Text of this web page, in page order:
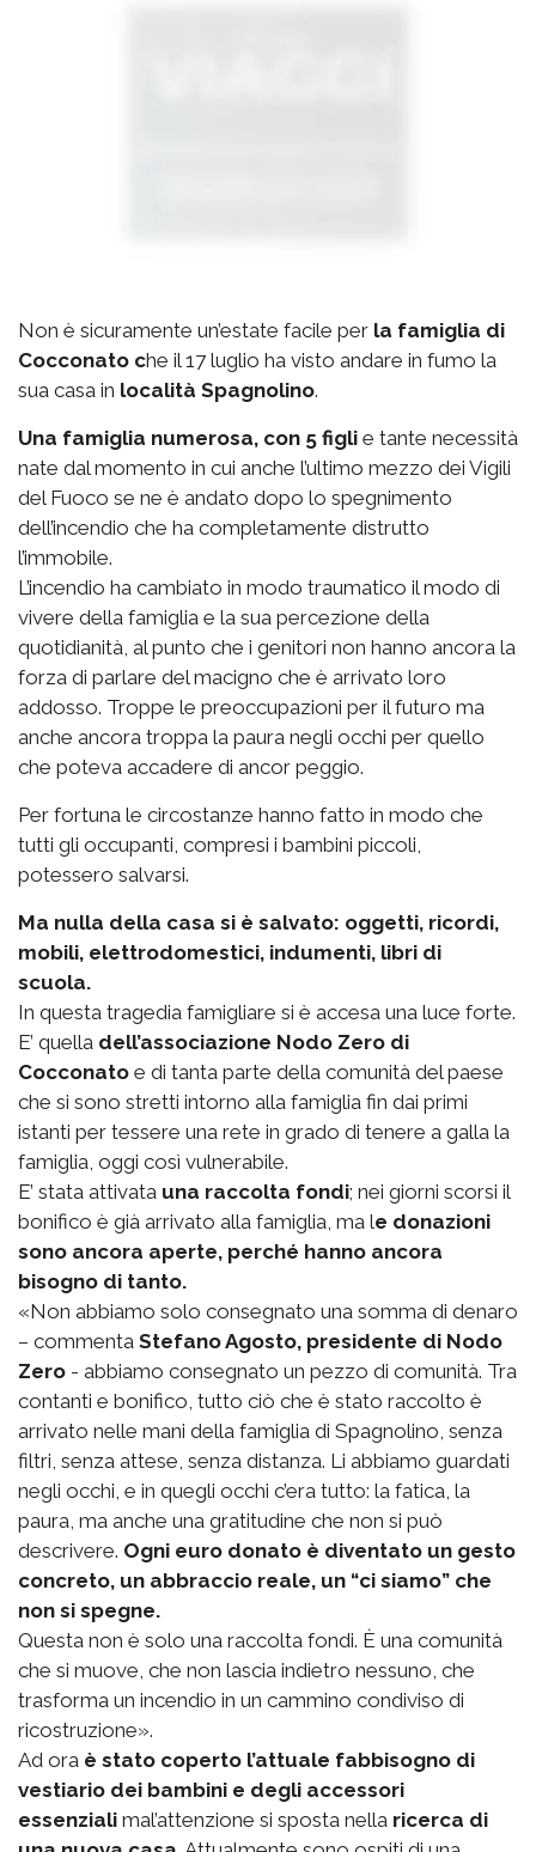
Non è sicuramente un’estate facile per la famiglia di
Cocconato che il 17 luglio ha visto andare in fumo la
sua casa in località Spagnolino.
Una famiglia numerosa, con 5 figli e tante necessità
nate dal momento in cui anche l’ultimo mezzo dei Vigili
del Fuoco se ne è andato dopo lo spegnimento
dell’incendio che ha completamente distrutto
l’immobile.
L’incendio ha cambiato in modo traumatico il modo di
vivere della famiglia e la sua percezione della
quotidianità, al punto che i genitori non hanno ancora la
forza di parlare del macigno che è arrivato loro
addosso. Troppe le preoccupazioni per il futuro ma
anche ancora troppa la paura negli occhi per quello
che poteva accadere di ancor peggio.
Per fortuna le circostanze hanno fatto in modo che
tutti gli occupanti, compresi i bambini piccoli,
potessero salvarsi.
Ma nulla della casa si è salvato: oggetti, ricordi,
mobili, elettrodomestici, indumenti, libri di
scuola.
In questa tragedia famigliare si è accesa una luce forte.
E’ quella dell’associazione Nodo Zero di
Cocconato e di tanta parte della comunità del paese
che si sono stretti intorno alla famiglia fin dai primi
istanti per tessere una rete in grado di tenere a galla la
famiglia, oggi così vulnerabile.
E’ stata attivata una raccolta fondi; nei giorni scorsi il
bonifico è già arrivato alla famiglia, ma le donazioni
sono ancora aperte, perché hanno ancora
bisogno di tanto.
«Non abbiamo solo consegnato una somma di denaro
– commenta Stefano Agosto, presidente di Nodo
Zero - abbiamo consegnato un pezzo di comunità. Tra
contanti e bonifico, tutto ciò che è stato raccolto è
arrivato nelle mani della famiglia di Spagnolino, senza
filtri, senza attese, senza distanza. Li abbiamo guardati
negli occhi, e in quegli occhi c’era tutto: la fatica, la
paura, ma anche una gratitudine che non si può
descrivere. Ogni euro donato è diventato un gesto
concreto, un abbraccio reale, un “ci siamo” che
non si spegne.
Questa non è solo una raccolta fondi. È una comunità
che si muove, che non lascia indietro nessuno, che
trasforma un incendio in un cammino condiviso di
ricostruzione».
Ad ora è stato coperto l’attuale fabbisogno di
vestiario dei bambini e degli accessori
essenziali mal’attenzione si sposta nella ricerca di